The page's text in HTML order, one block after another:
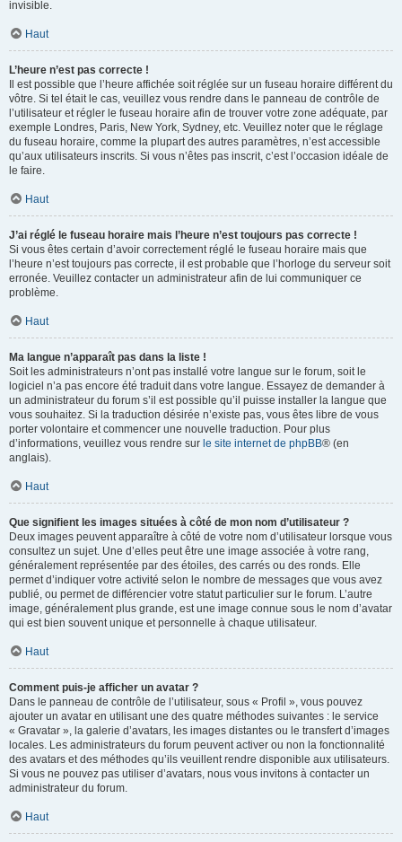
invisible.
Haut
L’heure n’est pas correcte !
Il est possible que l’heure affichée soit réglée sur un fuseau horaire différent du
vôtre. Si tel était le cas, veuillez vous rendre dans le panneau de contrôle de
l’utilisateur et régler le fuseau horaire afin de trouver votre zone adéquate, par
exemple Londres, Paris, New York, Sydney, etc. Veuillez noter que le réglage
du fuseau horaire, comme la plupart des autres paramètres, n’est accessible
qu’aux utilisateurs inscrits. Si vous n’êtes pas inscrit, c’est l’occasion idéale de
le faire.
Haut
J’ai réglé le fuseau horaire mais l’heure n’est toujours pas correcte !
Si vous êtes certain d’avoir correctement réglé le fuseau horaire mais que
l’heure n’est toujours pas correcte, il est probable que l’horloge du serveur soit
erronée. Veuillez contacter un administrateur afin de lui communiquer ce
problème.
Haut
Ma langue n’apparaît pas dans la liste !
Soit les administrateurs n’ont pas installé votre langue sur le forum, soit le
logiciel n’a pas encore été traduit dans votre langue. Essayez de demander à
un administrateur du forum s’il est possible qu’il puisse installer la langue que
vous souhaitez. Si la traduction désirée n’existe pas, vous êtes libre de vous
porter volontaire et commencer une nouvelle traduction. Pour plus
d’informations, veuillez vous rendre sur le site internet de phpBB® (en
anglais).
Haut
Que signifient les images situées à côté de mon nom d’utilisateur ?
Deux images peuvent apparaître à côté de votre nom d’utilisateur lorsque vous
consultez un sujet. Une d’elles peut être une image associée à votre rang,
généralement représentée par des étoiles, des carrés ou des ronds. Elle
permet d’indiquer votre activité selon le nombre de messages que vous avez
publié, ou permet de différencier votre statut particulier sur le forum. L’autre
image, généralement plus grande, est une image connue sous le nom d’avatar
qui est bien souvent unique et personnelle à chaque utilisateur.
Haut
Comment puis-je afficher un avatar ?
Dans le panneau de contrôle de l’utilisateur, sous « Profil », vous pouvez
ajouter un avatar en utilisant une des quatre méthodes suivantes : le service
« Gravatar », la galerie d’avatars, les images distantes ou le transfert d’images
locales. Les administrateurs du forum peuvent activer ou non la fonctionnalité
des avatars et des méthodes qu’ils veuillent rendre disponible aux utilisateurs.
Si vous ne pouvez pas utiliser d’avatars, nous vous invitons à contacter un
administrateur du forum.
Haut